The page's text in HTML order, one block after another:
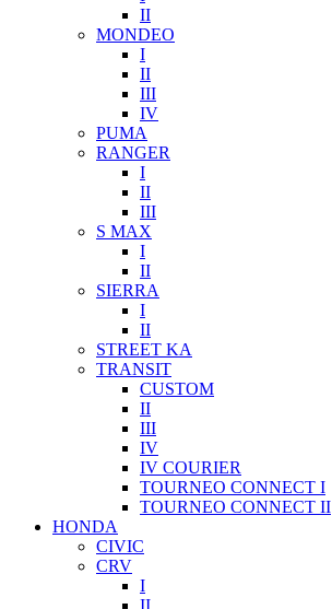
II
MONDEO
I
II
III
IV
PUMA
RANGER
I
II
III
S MAX
I
II
SIERRA
I
II
STREET KA
TRANSIT
CUSTOM
II
III
IV
IV COURIER
TOURNEO CONNECT I
TOURNEO CONNECT II
HONDA
CIVIC
CRV
I
II